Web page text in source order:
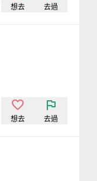
想去 去過
想去 去過